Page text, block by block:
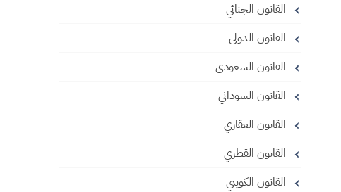
القانون الجنائي
القانون الدولي
القانون السعودي
القانون السوداني
القانون العقاري
القانون القطري
القانون الكويتي